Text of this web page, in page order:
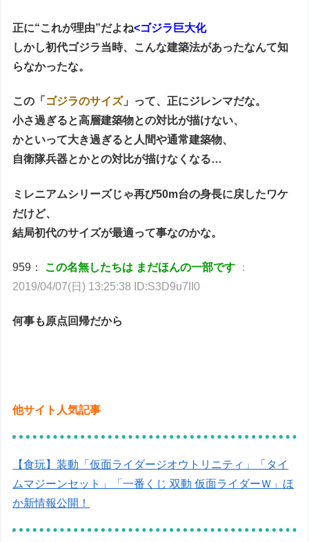
正に“これが理由”だよね<ゴジラ巨大化
しかし初代ゴジラ当時、こんな建築法があったなんて知
らなかったな。
この「 ゴジラのサイズ」って、正にジレンマだな。
小さ過ぎると高層建築物との対比が描けない、
かといって大き過ぎると人間や通常建築物、
自衛隊兵器とかとの対比が描けなくなる…
ミレニアムシリーズじゃ再び50m台の身長に戻したワケ
だけど、
結局初代のサイズが最適って事なのかな。
959： この名無したちは まだほんの一部です
：
2019/04/07(日) 13:25:38 ID:S3D9u7II0
何事も原点回帰だから
他サイト人気記事
【食玩】装動「仮面ライダージオウトリニティ」「タイ
ムマジーンセット」「一番くじ 双動 仮面ライダーＷ」ほ
か新情報公開！